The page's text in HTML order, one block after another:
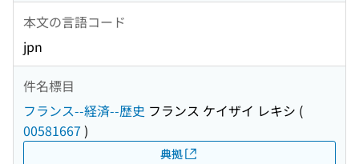
本文の言語コード
jpn
件名標目
フランス--経済--歴史 フランス ケイザイ レキシ (
00581667 )
典拠